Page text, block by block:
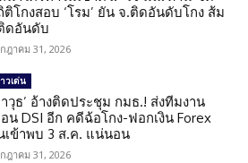
ติโกงสอบ ‘โรม’ ยัน จ.ติดอันดับโกง ส้ม
ดอันดับ
ฎาคม 31, 2026
วเด่น
าวุธ’ อ้างติดประชุม กมธ.! ส่งทีมงาน
อน DSI อีก คดีฉ้อโกง-ฟอกเงิน Forex
เข้าพบ 3 ส.ค. แน่นอน
ฎาคม 31, 2026